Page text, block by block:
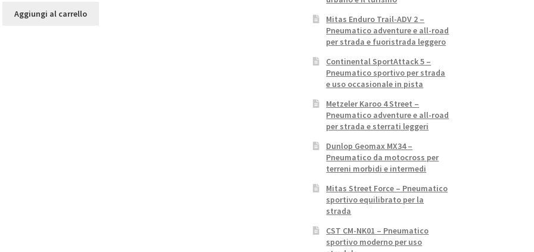
Aggiungi al carrello
Mitas Enduro Trail-ADV 2 –
Pneumatico adventure e all-road
per strada e fuoristrada leggero
Continental SportAttack 5 –
Pneumatico sportivo per strada
e uso occasionale in pista
Metzeler Karoo 4 Street –
Pneumatico adventure e all-road
per strada e sterrati leggeri
Dunlop Geomax MX34 –
Pneumatico da motocross per
terreni morbidi e intermedi
Mitas Street Force – Pneumatico
sportivo equilibrato per la
strada
CST CM-NK01 – Pneumatico
sportivo moderno per uso